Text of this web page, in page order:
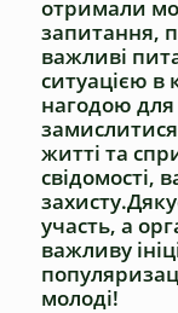
отримали
запитання,
важливі
ситуацією в
нагодою для
житті та
свідомості,
участь, а
важливу
молоді!